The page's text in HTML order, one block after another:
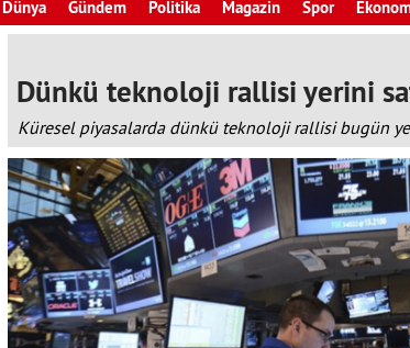
Dünya Gündem Politika Magazin Spor
Dünkü teknoloji rallisi yerini
Küresel piyasalarda dünkü teknoloji rallisi bugün